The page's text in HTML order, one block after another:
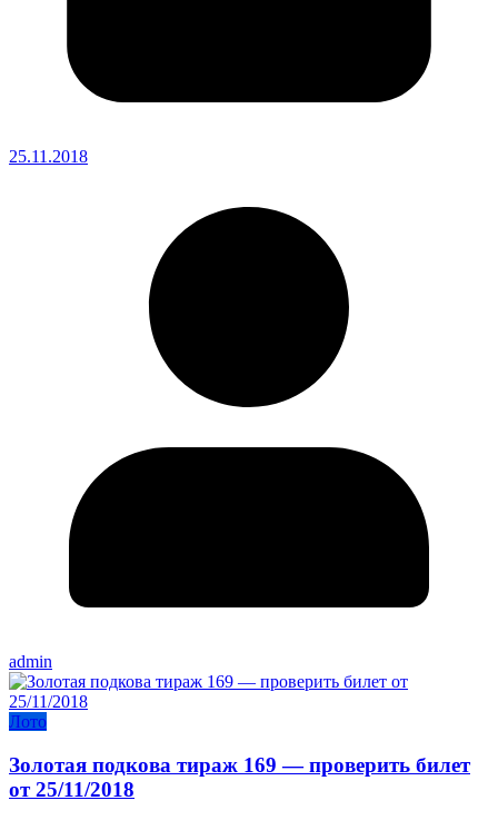
25.11.2018
admin
Лото
Золотая подкова тираж 169 — проверить билет
от 25/11/2018